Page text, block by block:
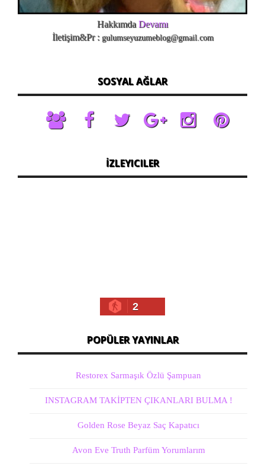
HakkımdaDevamı
İletişim&Pr : gulumseyuzumeblog@gmail.com
SOSYAL AĞLAR
İZLEYICILER
2
POPÜLER YAYINLAR
Restorex Sarmaşık Özlü Şampuan
INSTAGRAM TAKİPTEN ÇIKANLARI BULMA !
Golden Rose Beyaz Saç Kapatıcı
Avon Eve Truth Parfüm Yorumlarım